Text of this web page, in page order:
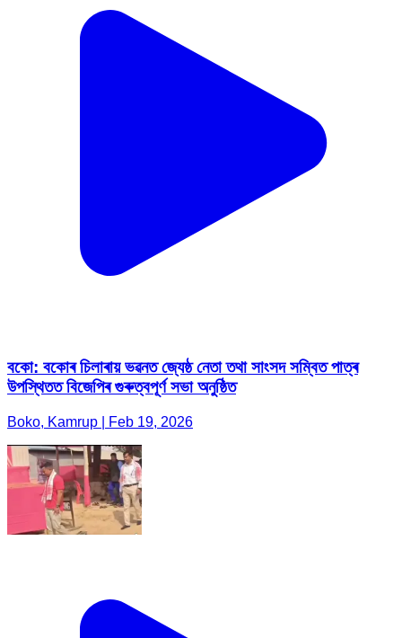
বকো: বকোৰ চিলাৰায় ভৱনত জ্যেষ্ঠ নেতা তথা সাংসদ সম্বিত পাত্ৰ
উপস্থিতত বিজেপিৰ গুৰুত্বপূৰ্ণ সভা অনুষ্ঠিত
Boko, Kamrup | Feb 19, 2026